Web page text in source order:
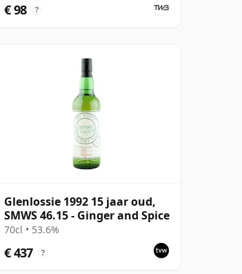
€ 98 ?
Glenlossie 1992 15 jaar oud,
SMWS 46.15 - Ginger and Spice
70cl • 53.6%
€ 437 ?